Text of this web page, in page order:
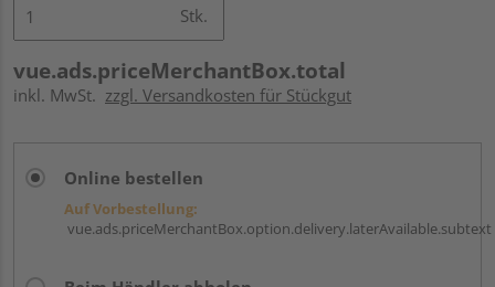
Stk.
vue.ads.priceMerchantBox.total
inkl. MwSt. zzgl. Versandkosten für Stückgut
Online bestellen
Auf Vorbestellung:
vue.ads.priceMerchantBox.option.delivery.laterAvailable.subtext